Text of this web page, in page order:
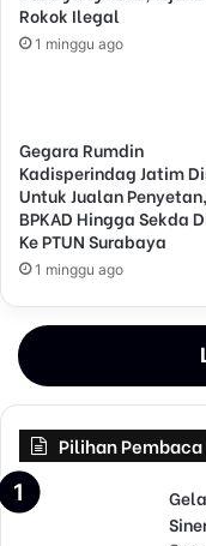
Rokok Ilegal
1 minggu ago
Gegara Rumdin
Kadisperindag Jatim
Untuk Jualan Penyetan,
BPKAD Hingga Sekda
Ke PTUN Surabaya
1 minggu ago
Pilihan Pembaca